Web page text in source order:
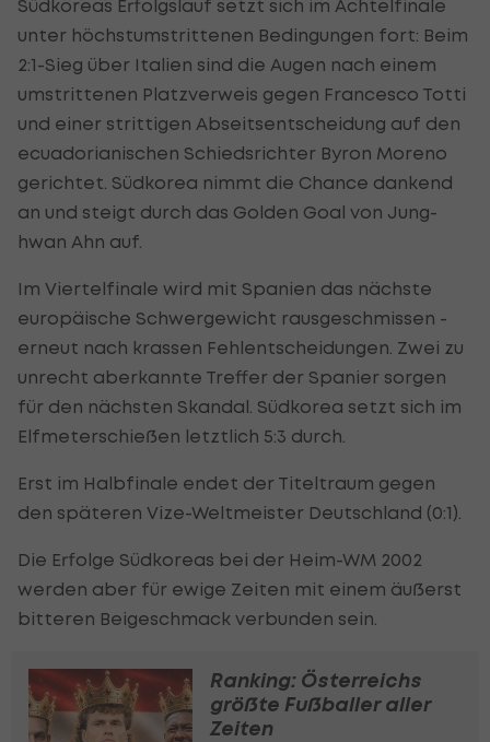
Südkoreas Erfolgslauf setzt sich im Achtelfinale
unter höchstumstrittenen Bedingungen fort: Beim
2:1-Sieg über Italien sind die Augen nach einem
umstrittenen Platzverweis gegen Francesco Totti
und einer strittigen Abseitsentscheidung auf den
ecuadorianischen Schiedsrichter Byron Moreno
gerichtet. Südkorea nimmt die Chance dankend
an und steigt durch das Golden Goal von Jung-
hwan Ahn auf.
Im Viertelfinale wird mit Spanien das nächste
europäische Schwergewicht rausgeschmissen -
erneut nach krassen Fehlentscheidungen. Zwei zu
unrecht aberkannte Treffer der Spanier sorgen
für den nächsten Skandal. Südkorea setzt sich im
Elfmeterschießen letztlich 5:3 durch.
Erst im Halbfinale endet der Titeltraum gegen
den späteren Vize-Weltmeister Deutschland (0:1).
Die Erfolge Südkoreas bei der Heim-WM 2002
werden aber für ewige Zeiten mit einem äußerst
bitteren Beigeschmack verbunden sein.
Ranking: Österreichs
größte Fußballer aller
Zeiten